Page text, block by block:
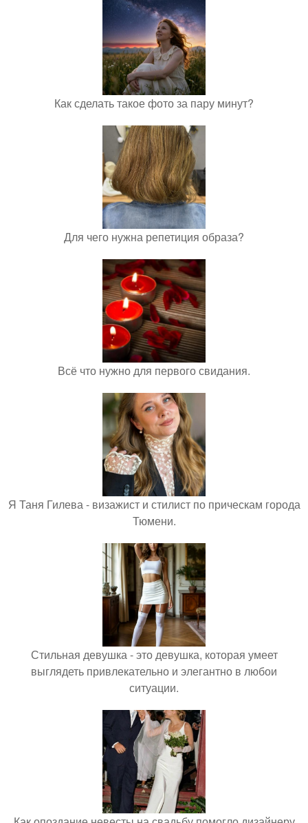
Как сделать такое фото за пару минут?
Для чего нужна репетиция образа?
Всё что нужно для первого свидания.
Я Таня Гилева - визажист и стилист по прическам города
Тюмени.
Стильная девушка - это девушка, которая умеет
выглядеть привлекательно и элегантно в любои
ситуации.